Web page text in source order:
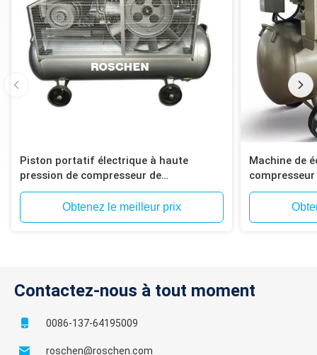
Piston portatif électrique à haute
pression de compresseur de
compresseur d'air
Obtenez le meilleur prix
Machine de
Contactez-nous à tout moment
0086-137-64195009
roschen@roschen.com